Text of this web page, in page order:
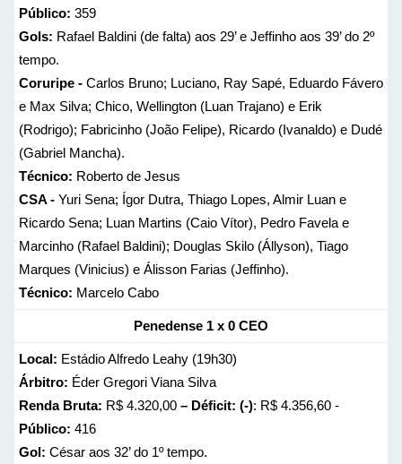
Público: 359
Gols: Rafael Baldini (de falta) aos 29’ e Jeffinho aos 39’ do 2º
tempo.
Coruripe - Carlos Bruno; Luciano, Ray Sapé, Eduardo Fávero
e Max Silva; Chico, Wellington (Luan Trajano) e Erik
(Rodrigo); Fabricinho (João Felipe), Ricardo (Ivanaldo) e Dudé
(Gabriel Mancha).
Técnico: Roberto de Jesus
CSA - Yuri Sena; Ígor Dutra, Thiago Lopes, Almir Luan e
Ricardo Sena; Luan Martins (Caio Vítor), Pedro Favela e
Marcinho (Rafael Baldini); Douglas Skilo (Állyson), Tiago
Marques (Vinicius) e Álisson Farias (Jeffinho).
Técnico: Marcelo Cabo
Penedense 1 x 0 CEO
Local: Estádio Alfredo Leahy (19h30)
Árbitro: Éder Gregori Viana Silva
Renda Bruta: R$ 4.320,00 – Déficit: (-): R$ 4.356,60 -
Público: 416
Gol: César aos 32’ do 1º tempo.